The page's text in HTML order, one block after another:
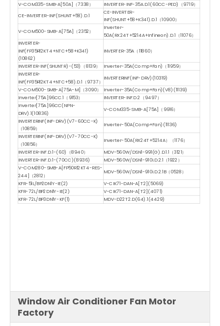
V-COM335-SMB-A[50A]（7338）
INVERTER-INF-35A.D.1(60CC-PED)（9719）
CE-INVERTER-INF(SHUNT+58).D.1
CE-INVERTER-
INF(SHUNT+58+K341).D.1（10900）
V-COM500-SMB-A[75A]（2352）
Inverter-
50A(RX24T+5214A+Infineon).D.1（11076）
INVERTER-
INF(FP35R12KT4+NTC+58+K341)
(10862)
INVERTER-35A（11860）
INVERTER-INF(SHUNTR)-(53)（8139）
Inverter-35A(Comp+Fan)（11959）
INVERTER-
INF(FP35R12KT4+NTC+58).D.1（9737）
INVERTERINF(INF-DRV)(10319)
V-COM500-SMB-A[75A-M]（3090）
Inverter-35A(Comp+Fan)(V8)(11139)
Inverter[75A]96CC.1（9153）
INVERTER-INF.D.2（9497）
Inverter[75A]96CC(NPN-
DRV).1(10836)
V-COM335-SMB-A[75A]（9916）
INVERTERINF(INF-DRV)(V7-60CC-K)
（10859）
Inverter-50A(Comp+Fan)(11136)
INVERTERINF(INF-DRV)(V7-70CC-K)
（10856）
Inverter-50A(RX24T+5214A）（1176）
INVERTER-INF.D.1-(60)（8940） MDV-560W/DSN1-991(G).D.1.1（3121）
INVERTER-INF.D.1-(70CC)(8936)
MDV-560W/DSN1-910i.D.2.1（1922）
V-COM280-SMB-A[FP50R12KT4-RES-
244]（2812）
MDV-560W/DSN1-910i.D.2.1B（0528）
KFR-51L/BP2DN1Y-IE(2)
V-CIK71-DAN-A[T2](5069)
KFR-72L/BP2DN1Y-IE(2)
V-CIK71-DAN-A[T2](4071)
KFR-72L/BP3DN1Y-KF(1)
MDV-D22T2.D(64).1(4429)
Window Air Conditioner Fan Motor
Factory